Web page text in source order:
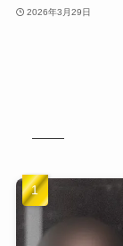
2026年3月29日